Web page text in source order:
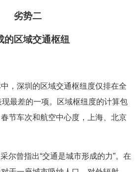
劣势二
的区域交通枢纽
，深圳的区域交通枢纽度仅排在全
最差的一项。区域枢纽度的计算包
节车次和航空中心度，上海、北京
尔曾指出“交通是城市形成的力”。在